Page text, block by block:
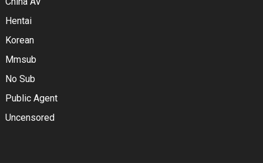
Hentai
Korean
Mmsub
No Sub
Public Agent
Uncensored